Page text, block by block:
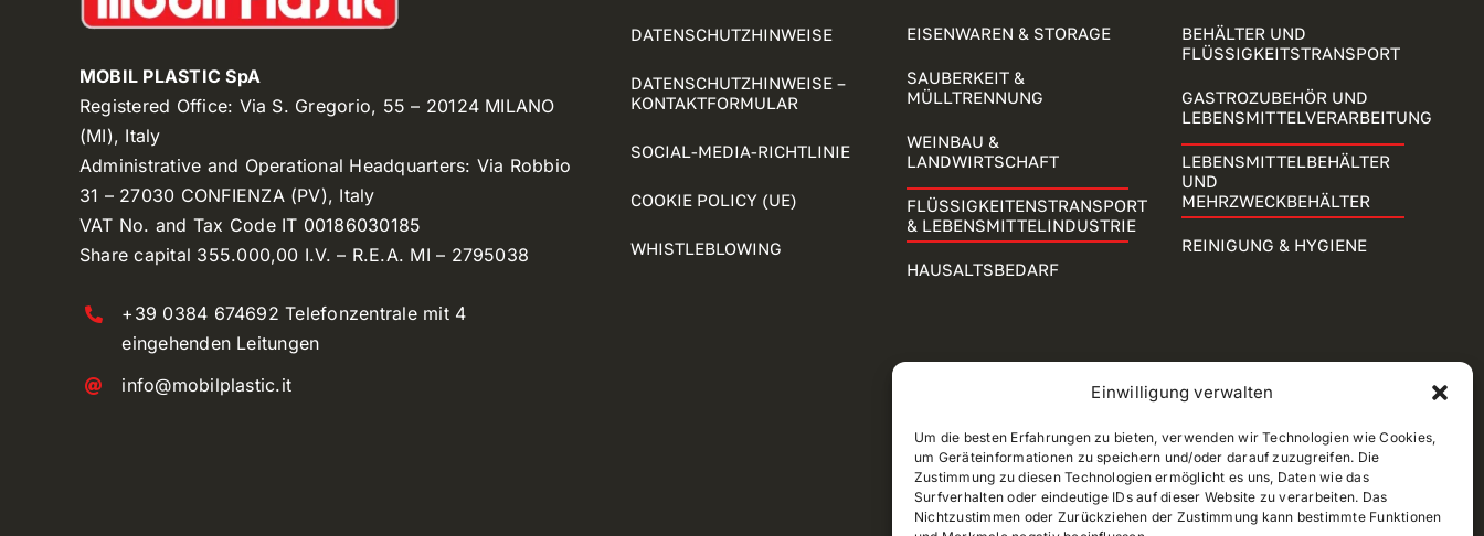
Einwilligung verwalten
Um die besten Erfahrungen zu bieten, verwenden wir Technologien wie Cookies,
um Geräteinformationen zu speichern und/oder darauf zuzugreifen. Die
Zustimmung zu diesen Technologien ermöglicht es uns, Daten wie das
Surfverhalten oder eindeutige IDs auf dieser Website zu verarbeiten. Das
Nichtzustimmen oder Zurückziehen der Zustimmung kann bestimmte Funktionen
MOBIL PLASTIC SpA
Registered Office: Via S. Gregorio, 55 – 20124 MILANO
(MI), Italy
Administrative and Operational Headquarters: Via Robbio
31 – 27030 CONFIENZA (PV), Italy
VAT No. and Tax Code IT 00186030185
Share capital 355.000,00 I.V. – R.E.A. MI – 2795038
+39 0384 674692 Telefonzentrale mit 4
eingehenden Leitungen
info@mobilplastic.it
DATENSCHUTZHINWEISE
DATENSCHUTZHINWEISE –
KONTAKTFORMULAR
SOCIAL-MEDIA-RICHTLINIE
COOKIE POLICY (UE)
WHISTLEBLOWING
EISENWAREN & STORAGE
SAUBERKEIT &
MÜLLTRENNUNG
WEINBAU &
LANDWIRTSCHAFT
FLÜSSIGKEITENSTRANSPORT
& LEBENSMITTELINDUSTRIE
HAUSALTSBEDARF
BEHÄLTER UND
FLÜSSIGKEITSTRANSPORT
GASTROZUBEHÖR UND
LEBENSMITTELVERARBEITUNG
LEBENSMITTELBEHÄLTER
UND
MEHRZWECKBEHÄLTER
REINIGUNG & HYGIENE